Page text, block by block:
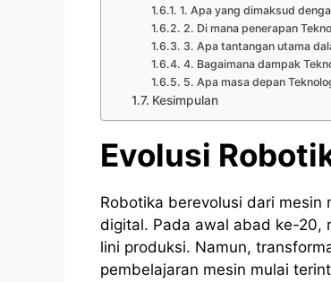
1. Apa yang dimaksud
2. Di mana penerapan
3. Apa tantangan utama
4. Bagaimana dampak
5. Apa masa depan
Kesimpulan
Evolusi
Robotika berevolusi dari
digital. Pada awal abad ke-20,
lini produksi. Namun,
pembelajaran mesin mulai